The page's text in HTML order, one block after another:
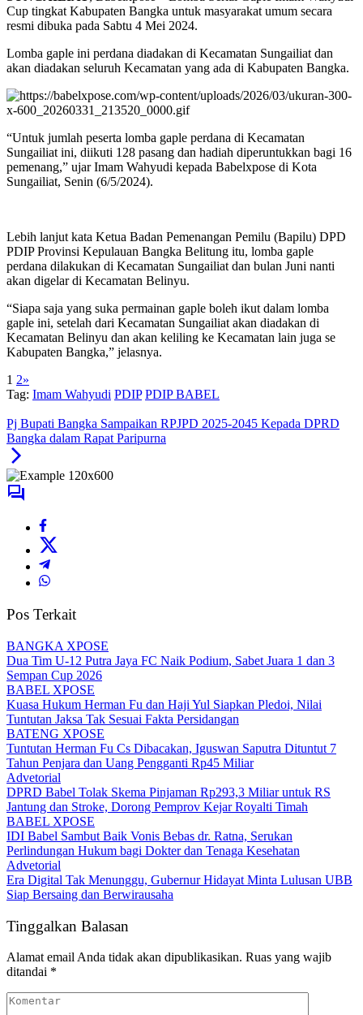
Cup tingkat Kabupaten Bangka untuk masyarakat umum secara
resmi dibuka pada Sabtu 4 Mei 2024.
Lomba gaple ini perdana diadakan di Kecamatan Sungailiat dan
akan diadakan seluruh Kecamatan yang ada di Kabupaten Bangka.
“Untuk jumlah peserta lomba gaple perdana di Kecamatan
Sungailiat ini, diikuti 128 pasang dan hadiah diperuntukkan bagi 16
pemenang,” ujar Imam Wahyudi kepada Babelxpose di Kota
Sungailiat, Senin (6/5/2024).
Lebih lanjut kata Ketua Badan Pemenangan Pemilu (Bapilu) DPD
PDIP Provinsi Kepulauan Bangka Belitung itu, lomba gaple
perdana dilakukan di Kecamatan Sungailiat dan bulan Juni nanti
akan digelar di Kecamatan Belinyu.
“Siapa saja yang suka permainan gaple boleh ikut dalam lomba
gaple ini, setelah dari Kecamatan Sungailiat akan diadakan di
Kecamatan Belinyu dan akan keliling ke Kecamatan lain juga se
Kabupaten Bangka,” jelasnya.
1 2»
Tag: Imam Wahyudi PDIP PDIP BABEL
Pj Bupati Bangka Sampaikan RPJPD 2025-2045 Kepada DPRD
Bangka dalam Rapat Paripurna
Pos Terkait
BANGKA XPOSE
Dua Tim U-12 Putra Jaya FC Naik Podium, Sabet Juara 1 dan 3
Sempan Cup 2026
BABEL XPOSE
Kuasa Hukum Herman Fu dan Haji Yul Siapkan Pledoi, Nilai
Tuntutan Jaksa Tak Sesuai Fakta Persidangan
BATENG XPOSE
Tuntutan Herman Fu Cs Dibacakan, Iguswan Saputra Dituntut 7
Tahun Penjara dan Uang Pengganti Rp45 Miliar
Advetorial
DPRD Babel Tolak Skema Pinjaman Rp293,3 Miliar untuk RS
Jantung dan Stroke, Dorong Pemprov Kejar Royalti Timah
BABEL XPOSE
IDI Babel Sambut Baik Vonis Bebas dr. Ratna, Serukan
Perlindungan Hukum bagi Dokter dan Tenaga Kesehatan
Advetorial
Era Digital Tak Menunggu, Gubernur Hidayat Minta Lulusan UBB
Siap Bersaing dan Berwirausaha
Tinggalkan Balasan
Alamat email Anda tidak akan dipublikasikan. Ruas yang wajib
ditandai *